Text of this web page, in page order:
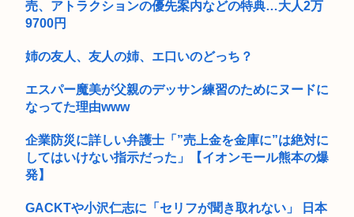
www
てしま...
【困惑】資産7億円あるのに、移動も食事も服も株主優待生活
り)
ケツで売れててプロゲーマーと結婚したグラドル、息子の「自
閉スペク...
8歳から13歳までの少年19人にわいせつな行為→懲役15年の判
売、アトラクションの優先案内などの特典…大人2万
9700円
姉の友人、友人の姉、エ口いのどっち？
エスパー魔美が父親のデッサン練習のためにヌードに
なってた理由www
企業防災に詳しい弁護士「”売上金を金庫に”は絶対に
してはいけない指示だった」【イオンモール熊本の爆
発】
GACKTや小沢仁志に「セリフが聞き取れない」 日本